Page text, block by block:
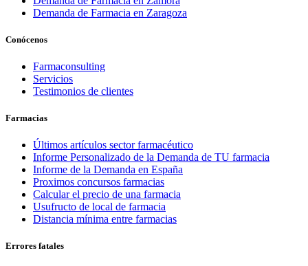
Demanda de Farmacia en Zaragoza
Conócenos
Farmaconsulting
Servicios
Testimonios de clientes
Farmacias
Últimos artículos sector farmacéutico
Informe Personalizado de la Demanda de TU farmacia
Informe de la Demanda en España
Proximos concursos farmacias
Calcular el precio de una farmacia
Usufructo de local de farmacia
Distancia mínima entre farmacias
Errores fatales